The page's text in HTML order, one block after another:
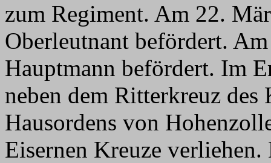
zum Regiment. Am 22.
Oberleutnant befördert.
Hauptmann befördert. Im
neben dem Ritterkreuz
Hausordens von
Eisernen Kreuze